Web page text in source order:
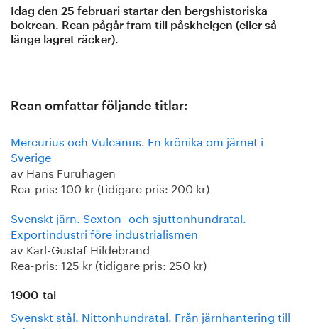
Idag den 25 februari startar den bergshistoriska
bokrean. Rean pågår fram till påskhelgen (eller så
länge lagret räcker).
Rean omfattar följande titlar:
Mercurius och Vulcanus. En krönika om järnet i
Sverige
av Hans Furuhagen
Rea-pris: 100 kr (tidigare pris: 200 kr)
Svenskt järn. Sexton- och sjuttonhundratal.
Exportindustri före industrialismen
av Karl-Gustaf Hildebrand
Rea-pris: 125 kr (tidigare pris: 250 kr)
1900-tal
Svenskt stål. Nittonhundratal. Från järnhantering till